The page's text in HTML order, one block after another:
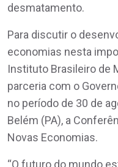
desmatamento.
Para discutir o
economias nesta
Instituto Brasileiro de
parceria com o
no período de 30 de
Belém (PA), a
Novas Economias.
“O futuro do mundo